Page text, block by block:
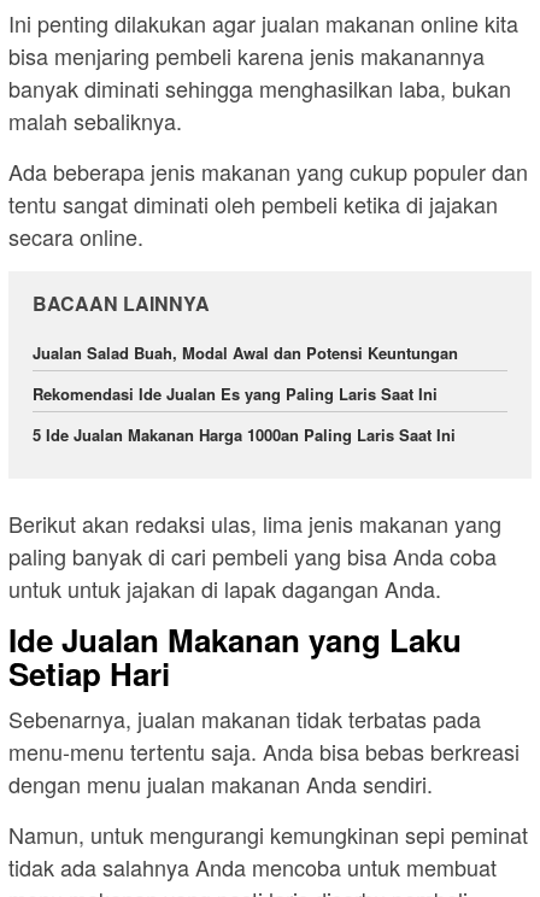
Ini penting dilakukan agar jualan makanan online kita
bisa menjaring pembeli karena jenis makanannya
banyak diminati sehingga menghasilkan laba, bukan
malah sebaliknya.
Ada beberapa jenis makanan yang cukup populer dan
tentu sangat diminati oleh pembeli ketika di jajakan
secara online.
BACAAN LAINNYA
Jualan Salad Buah, Modal Awal dan Potensi Keuntungan
Rekomendasi Ide Jualan Es yang Paling Laris Saat Ini
5 Ide Jualan Makanan Harga 1000an Paling Laris Saat Ini
Berikut akan redaksi ulas, lima jenis makanan yang
paling banyak di cari pembeli yang bisa Anda coba
untuk untuk jajakan di lapak dagangan Anda.
Ide Jualan Makanan yang Laku
Setiap Hari
Sebenarnya, jualan makanan tidak terbatas pada
menu-menu tertentu saja. Anda bisa bebas berkreasi
dengan menu jualan makanan Anda sendiri.
Namun, untuk mengurangi kemungkinan sepi peminat
tidak ada salahnya Anda mencoba untuk membuat